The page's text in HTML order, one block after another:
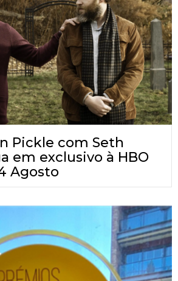
Pickle com Seth
em exclusivo à HBO
Agosto